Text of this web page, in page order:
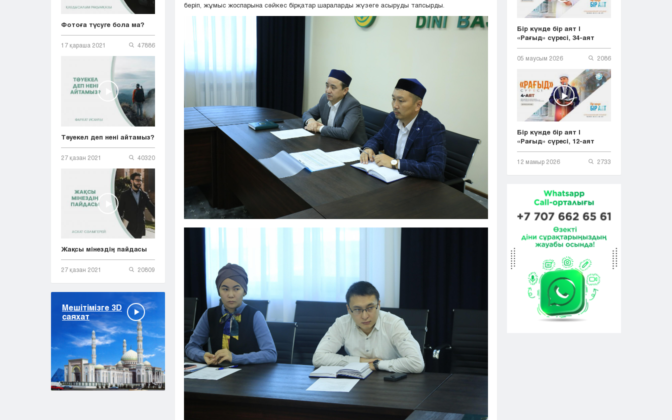
Фотоға түсуге бола ма?
17 қараша 2021 47886
Тәуекел деп нені айтамыз?
27 қазан 2021 40320
Жақсы мінездің пайдасы
27 қазан 2021 20809
Мешітімізге 3D
саяхат
беріп, жұмыс жоспарына сәйкес бірқатар шараларды жүзеге асыруды тапсырды.
Бір күнде бір аят |
«Рағыд» сүресі, 34-аят
05 маусым 2026 2086
Бір күнде бір аят |
«Рағыд» сүресі, 12-аят
12 мамыр 2026 2733